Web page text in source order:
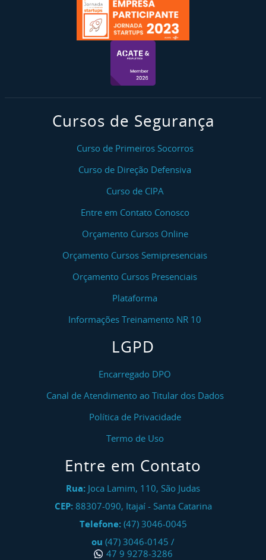
Cursos de Segurança
Curso de Primeiros Socorros
Curso de Direção Defensiva
Curso de CIPA
Entre em Contato Conosco
Orçamento Cursos Online
Orçamento Cursos Semipresenciais
Orçamento Cursos Presenciais
Plataforma
Informações Treinamento NR 10
LGPD
Encarregado DPO
Canal de Atendimento ao Titular dos Dados
Política de Privacidade
Termo de Uso
Entre em Contato
Rua: Joca Lamim, 110, São Judas
CEP: 88307-090, Itajaí- Santa Catarina
Telefone: (47) 3046-0045
ou (47) 3046-0145 /
47 9 9278-3286